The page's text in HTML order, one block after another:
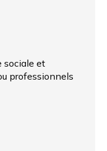
sociale et
professionnels